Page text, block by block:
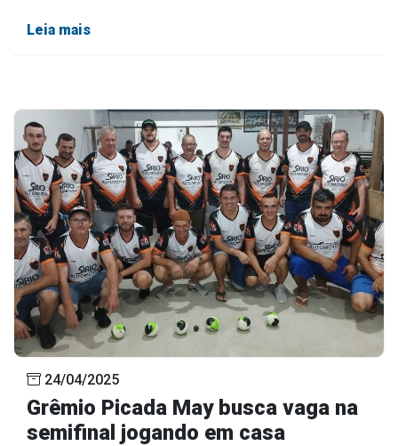
Leia mais
24/04/2025
Grêmio Picada May busca vaga na
semifinal jogando em casa